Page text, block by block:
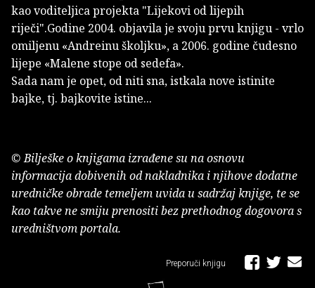
kao voditeljica projekta "Lijekovi od lijepih
riječi".Godine 2004. objavila je svoju prvu knjigu - vrlo
omiljenu «Andreinu školjku», a 2006. godine čudesno
lijepe «Malene stope od sedefa».
Sada nam je opet, od niti sna, istkala nove istinite
bajke, tj. bajkovite istine...
© Bilješke o knjigama izrađene su na osnovu
informacija dobivenih od nakladnika i njihove dodatne
uredničke obrade temeljem uvida u sadržaj knjige, te se
kao takve ne smiju prenositi bez prethodnog dogovora s
uredništvom portala.
Preporuči knjigu